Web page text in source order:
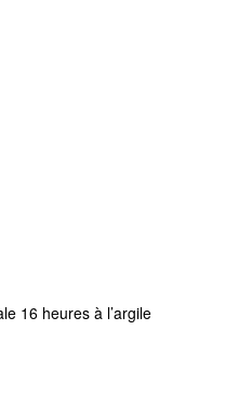
16 heures à l’argile